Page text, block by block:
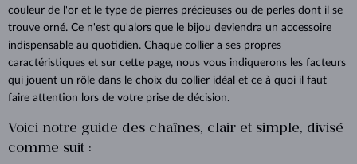
couleur de l'or et le type de pierres précieuses ou de perles dont il se
trouve orné. Ce n'est qu'alors que le bijou deviendra un accessoire
indispensable au quotidien. Chaque collier a ses propres
caractéristiques et sur cette page, nous vous indiquerons les facteurs
qui jouent un rôle dans le choix du collier idéal et ce à quoi il faut
faire attention lors de votre prise de décision.
Voici notre guide des chaînes, clair et simple, divisé
comme suit :